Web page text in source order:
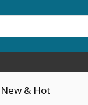
New & Hot